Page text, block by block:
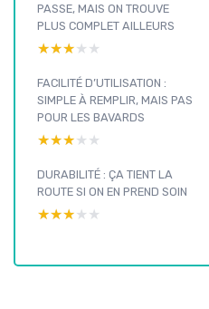
PASSE, MAIS ON TROUVE
PLUS COMPLET AILLEURS
★★★★★
★★★★★
FACILITÉ D’UTILISATION :
SIMPLE À REMPLIR, MAIS PAS
POUR LES BAVARDS
★★★★★
★★★★★
DURABILITÉ : ÇA TIENT LA
ROUTE SI ON EN PREND SOIN
★★★★★
★★★★★